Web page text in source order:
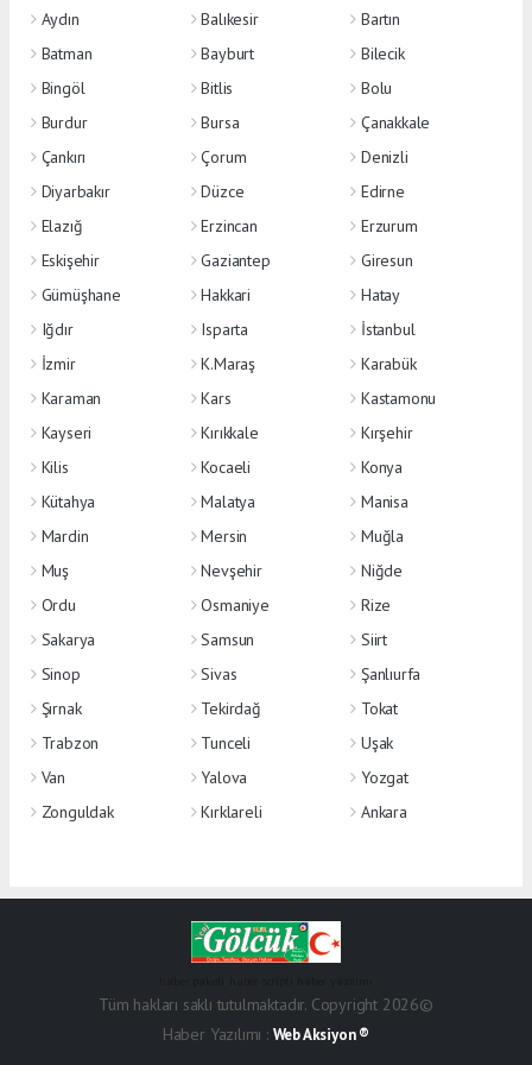
Aydın
Balıkesir
Bartın
Batman
Bayburt
Bilecik
Bingöl
Bitlis
Bolu
Burdur
Bursa
Çanakkale
Çankırı
Çorum
Denizli
Diyarbakır
Düzce
Edirne
Elazığ
Erzincan
Erzurum
Eskişehir
Gaziantep
Giresun
Gümüşhane
Hakkari
Hatay
Iğdır
Isparta
İstanbul
İzmir
K.Maraş
Karabük
Karaman
Kars
Kastamonu
Kayseri
Kırıkkale
Kırşehir
Kilis
Kocaeli
Konya
Kütahya
Malatya
Manisa
Mardin
Mersin
Muğla
Muş
Nevşehir
Niğde
Ordu
Osmaniye
Rize
Sakarya
Samsun
Siirt
Sinop
Sivas
Şanlıurfa
Şırnak
Tekirdağ
Tokat
Trabzon
Tunceli
Uşak
Van
Yalova
Yozgat
Zonguldak
Kırklareli Ankara
Tüm hakları saklı tutulmaktadır. Copyright 2026©
Haber Yazılımı : Web Aksiyon ®